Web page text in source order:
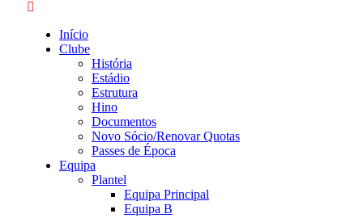
Início
Clube
História
Estádio
Estrutura
Hino
Documentos
Novo Sócio/Renovar Quotas
Passes de Época
Equipa
Plantel
Equipa Principal
Equipa B